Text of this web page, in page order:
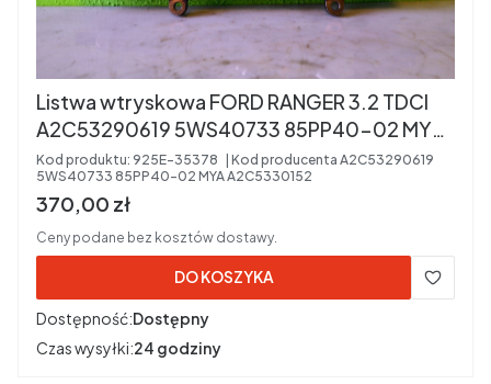
Listwa wtryskowa FORD RANGER 3.2 TDCI
A2C53290619 5WS40733 85PP40-02 MYA
A2C5330152
Kod produktu: 925E-35378 Kod producenta A2C53290619
5WS40733 85PP40-02 MYA A2C5330152
Cena brutto
370,00 zł
Ceny podane bez kosztów dostawy.
DO KOSZYKA
Dostępność:Dostępny
Czas wysyłki:24 godziny